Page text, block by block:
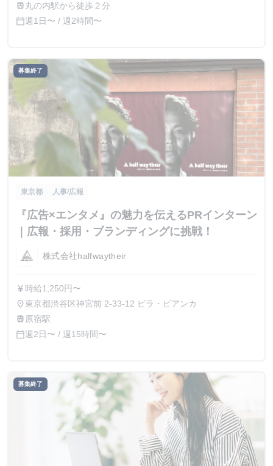
train 丸の内駅から徒歩２分
calendar_today週1日〜 / 週2時間〜
募集終了
東京都 人事/広報
『広告×エンタメ』の魅力を伝えるPRインターン
｜広報・採用・ブランディングに挑戦！
株式会社halfwaytheir
currency_yen 時給1,250円〜
place東京都渋谷区神宮前 2-33-12 ビラ・ビアンカ
train 原宿駅
calendar_today週2日〜 / 週15時間〜
募集終了